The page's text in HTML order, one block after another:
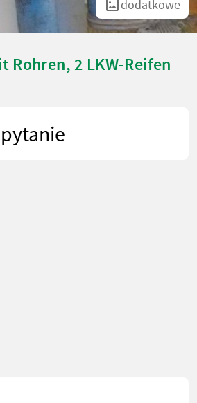
dodatkowe
Rohren, 2 LKW-Reifen